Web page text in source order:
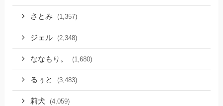
さとみ (1,357)
ジェル (2,348)
ななもり。 (1,680)
るぅと (3,483)
莉犬 (4,059)